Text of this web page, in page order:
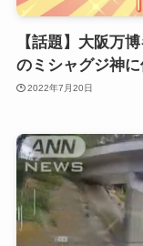
【話題】大阪万
のミシャグジ神に
2022年7月20日